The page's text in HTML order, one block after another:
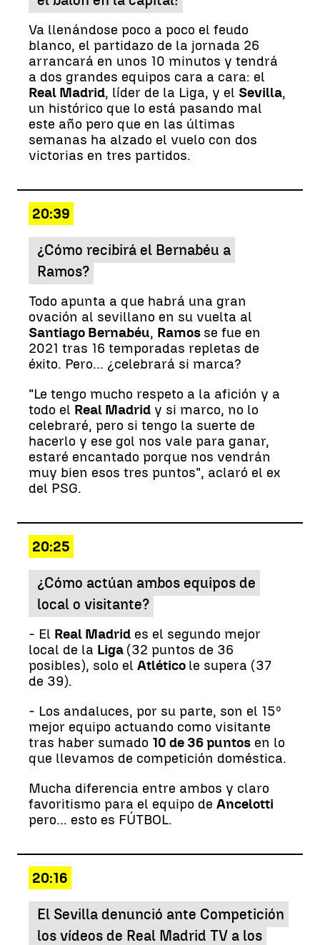
Va llenándose poco a poco el feudo
blanco, el partidazo de la jornada 26
arrancará en unos 10 minutos y tendrá
a dos grandes equipos cara a cara: el
Real Madrid, líder de la Liga, y el Sevilla,
un histórico que lo está pasando mal
este año pero que en las últimas
semanas ha alzado el vuelo con dos
victorias en tres partidos.
20:39
¿Cómo recibirá el Bernabéu a
Ramos?
Todo apunta a que habrá una gran
ovación al sevillano en su vuelta al
Santiago Bernabéu, Ramos se fue en
2021 tras 16 temporadas repletas de
éxito. Pero... ¿celebrará si marca?
"Le tengo mucho respeto a la afición y a
todo el Real Madrid y si marco, no lo
celebraré, pero si tengo la suerte de
hacerlo y ese gol nos vale para ganar,
estaré encantado porque nos vendrán
muy bien esos tres puntos", aclaró el ex
del PSG.
20:25
¿Cómo actúan ambos equipos de
local o visitante?
- El Real Madrid es el segundo mejor
local de la Liga (32 puntos de 36
posibles), solo el Atlético le supera (37
de 39).
- Los andaluces, por su parte, son el 15º
mejor equipo actuando como visitante
tras haber sumado 10 de 36 puntos en lo
que llevamos de competición doméstica.
Mucha diferencia entre ambos y claro
favoritismo para el equipo de Ancelotti
pero... esto es FÚTBOL.
20:16
El Sevilla denunció ante Competición
los vídeos de Real Madrid TV a los